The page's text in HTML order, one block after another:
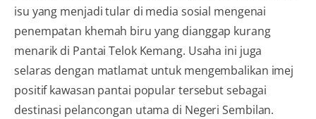
isu yang menjadi tular di media sosial mengenai
penempatan khemah biru yang dianggap kurang
menarik di Pantai Telok Kemang. Usaha ini juga
selaras dengan matlamat untuk mengembalikan imej
positif kawasan pantai popular tersebut sebagai
destinasi pelancongan utama di Negeri Sembilan.